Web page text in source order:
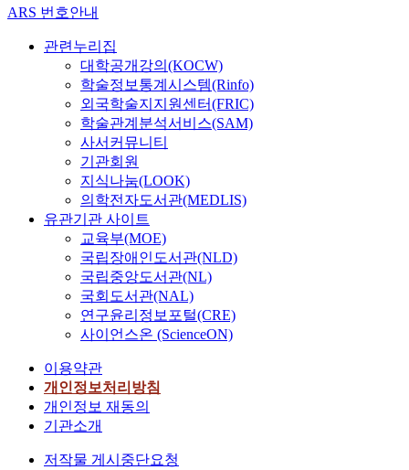
ARS 번호안내
관련누리집
대학공개강의(KOCW)
학술정보통계시스템(Rinfo)
외국학술지지원센터(FRIC)
학술관계분석서비스(SAM)
사서커뮤니티
기관회원
지식나눔(LOOK)
의학전자도서관(MEDLIS)
유관기관 사이트
교육부(MOE)
국립장애인도서관(NLD)
국립중앙도서관(NL)
국회도서관(NAL)
연구윤리정보포털(CRE)
사이언스온 (ScienceON)
이용약관
개인정보처리방침
개인정보 재동의
기관소개
저작물 게시중단요청